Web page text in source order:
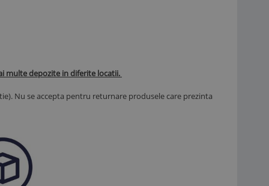
multe depozite in diferite locatii.
Nu se accepta pentru returnare produsele care prezinta